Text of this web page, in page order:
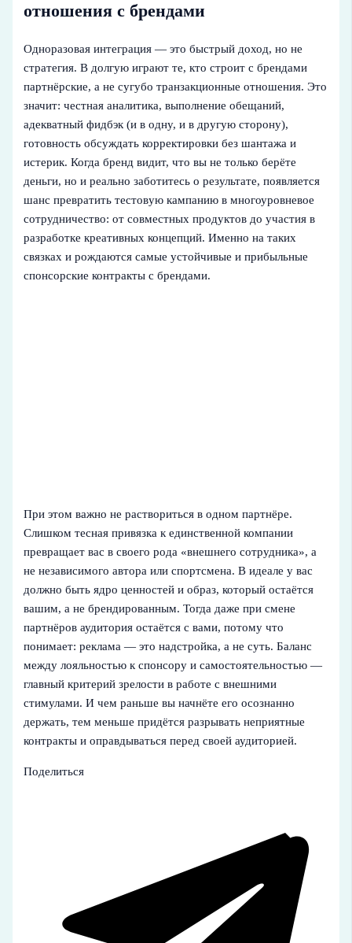
отношения с брендами
Одноразовая интеграция — это быстрый доход, но не
стратегия. В долгую играют те, кто строит с брендами
партнёрские, а не сугубо транзакционные отношения. Это
значит: честная аналитика, выполнение обещаний,
адекватный фидбэк (и в одну, и в другую сторону),
готовность обсуждать корректировки без шантажа и
истерик. Когда бренд видит, что вы не только берёте
деньги, но и реально заботитесь о результате, появляется
шанс превратить тестовую кампанию в многоуровневое
сотрудничество: от совместных продуктов до участия в
разработке креативных концепций. Именно на таких
связках и рождаются самые устойчивые и прибыльные
спонсорские контракты с брендами.
При этом важно не раствориться в одном партнёре.
Слишком тесная привязка к единственной компании
превращает вас в своего рода «внешнего сотрудника», а
не независимого автора или спортсмена. В идеале у вас
должно быть ядро ценностей и образ, который остаётся
вашим, а не брендированным. Тогда даже при смене
партнёров аудитория остаётся с вами, потому что
понимает: реклама — это надстройка, а не суть. Баланс
между лояльностью к спонсору и самостоятельностью —
главный критерий зрелости в работе с внешними
стимулами. И чем раньше вы начнёте его осознанно
держать, тем меньше придётся разрывать неприятные
контракты и оправдываться перед своей аудиторией.
Поделиться